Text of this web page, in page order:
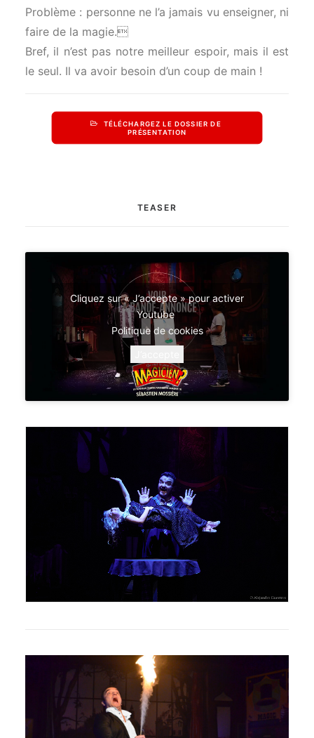
Problème : personne ne l’a jamais vu enseigner, ni
faire de la magie.
Bref, il n’est pas notre meilleur espoir, mais il est
le seul. Il va avoir besoin d’un coup de main !
TÉLÉCHARGEZ LE DOSSIER DE
PRÉSENTATION
TEASER
Cliquez sur « J’accepte » pour activer
Youtube
Politique de cookies